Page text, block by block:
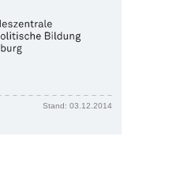
Stand: 03.12.2014